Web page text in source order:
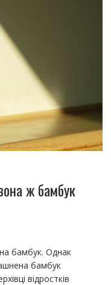
ж бамбук
бамбук. Однак
бамбук
відростків